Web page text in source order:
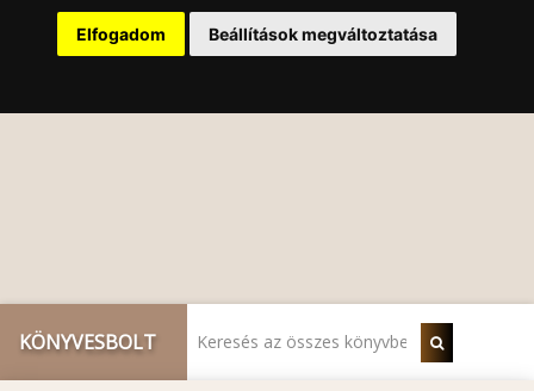
Elfogadom Beállítások megváltoztatása
KÖNYVESBOLT